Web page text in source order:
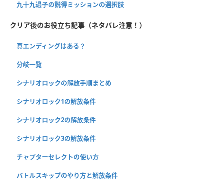
九十九過子の説得ミッションの選択肢
クリア後のお役立ち記事（ネタバレ注意！）
真エンディングはある？
分岐一覧
シナリオロックの解放手順まとめ
シナリオロック1の解放条件
シナリオロック2の解放条件
シナリオロック3の解放条件
チャプターセレクトの使い方
バトルスキップのやり方と解放条件